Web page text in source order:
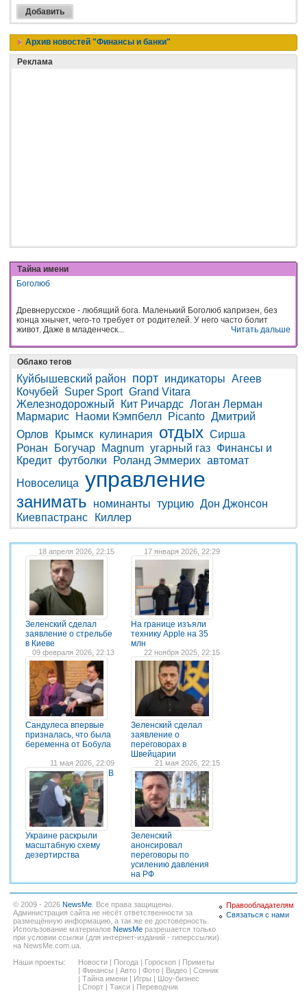
Архив новостей "Финансы и банки"
Реклама
Тайна имени
Боголюб
Древнерусское - любящий бога. Маленький Боголюб капризен, без
конца хнычет, чего-то требует от родителей. У него часто болит
живот. Даже в младенческ...
Читать дальше
Облако тегов
Куйбышевский район порт индикаторы Агеев
Кочубей
Super Sport Grand Vitara
Железнодорожный
Кит Ричардс Логан Лерман
Мармарис
Наоми Кэмпбелл Picanto Дмитрий
Орлов
Крымск кулинария отдых Сирша
Ронан
Богучар Magnum угарный газ Финансы и
Кредит футболки Роланд Эммерих автомат
Новоселица управление
занимать номинанты турцию Дон Джонсон
Киевпастранс
Киллер
18 апреля 2026, 22:15
Зеленский сделал
заявление о стрельбе
в Киеве
17 января 2026, 22:29
На границе изъяли
технику Apple на 35
млн
09 февраля 2026, 22:13
Сандулеса впервые
призналась, что была
беременна от Бобула
22 ноября 2025, 22:15
Зеленский сделал
заявление о
переговорах в
Швейцарии
11 мая 2026, 22:09
В
Украине раскрыли
масштабную схему
дезертирства
21 мая 2026, 22:15
Зеленский
анонсировал
переговоры по
усилению давления
на РФ
© 2009 - 2026 NewsMe . Все права защищены.
Администрация сайта не несёт ответственности за
размещённую информацию, а так же ее достоверность.
Использование материалов NewsMe разрешается только
при условии ссылки (для интернет-изданий - гиперссылки)
на NewsMe.com.ua.
Наши проекты:
Новости Погода Гороскоп
Приметы
Финансы Авто Фото Видео
Сонник
Тайна имени Игры
Шоу-бизнес
Спорт Такси Переводчик
Правообладателям
Связаться с нами